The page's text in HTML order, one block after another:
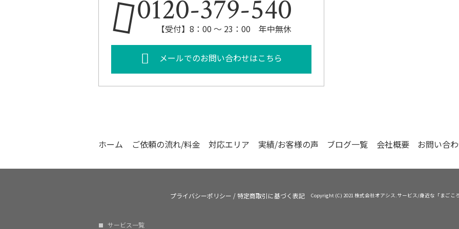
0120-379-540
【受付】8：00 ～ 23：00 年中無休
メールでのお問い合わせはこちら
ホーム ご依頼の流れ/料金 対応エリア 実績/お客様の声 ブログ一覧 会社概要 お問い合
プライバシーポリシー /特定商取引に基づく表記 Copyright (C) 2021 株式会社オアシス.サービス/身近な「まご
サービス一覧